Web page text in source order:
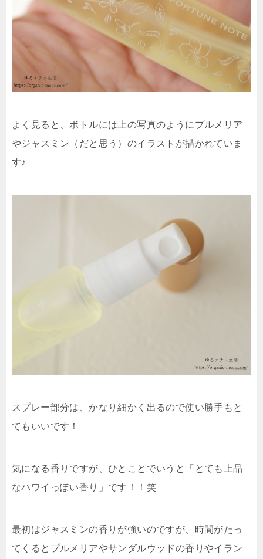
よく見ると、ボトルには上の写真のようにプルメリア
やジャスミン（だと思う）のイラストが描かれていま
す♪
スプレー部分は、かなり細かく出るので使い勝手もと
てもいいです！
気になる香りですが、ひとことでいうと「 とても上品
なハワイっぽい香り
」です！！笑
最初はジャスミンの香りが強いのですが、時間がたっ
てくるとプルメリアやサンダルウッドの香りやイラン